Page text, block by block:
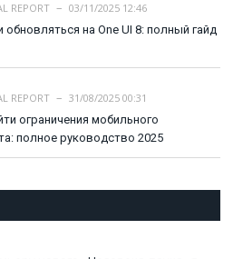
REPORT
03/11/2025 12:46
обновляться на One UI 8: полный гайд
REPORT
31/08/2025 00:31
ограничения мобильного
полное руководство 2025